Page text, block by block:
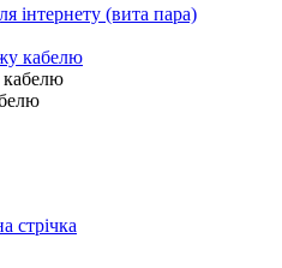
інтернету (вита пара)
кабелю
стрічка